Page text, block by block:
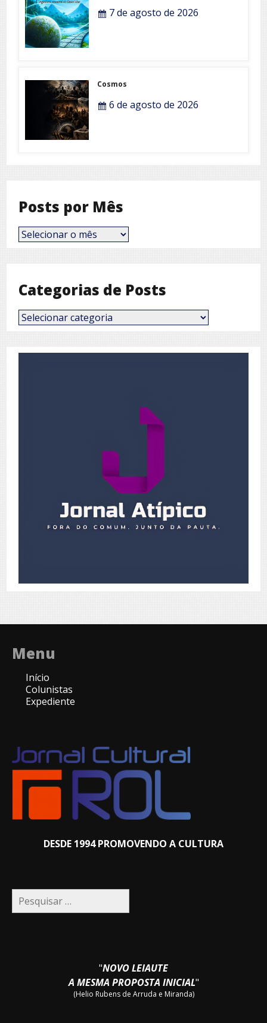
7 de agosto de 2026
Cosmos
6 de agosto de 2026
Posts por Mês
Posts
por
Categorias de Posts
Categorias
de
Menu
Início
Colunistas
Expediente
DESDE 1994 PROMOVENDO A CULTURA
Pesquisar
por:
"NOVO LEIAUTE
A MESMA PROPOSTA INICIAL"
(Helio Rubens de Arruda e Miranda)